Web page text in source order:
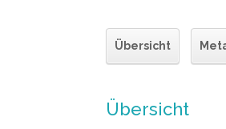
Übersicht
Übersicht